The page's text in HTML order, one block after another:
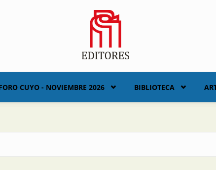
CUYO - NOVIEMBRE 2026 BIBLIOTECA